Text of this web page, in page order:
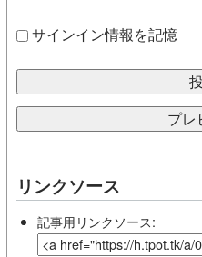
サインイン情報を記憶
リンクソース
記事用リンクソース: